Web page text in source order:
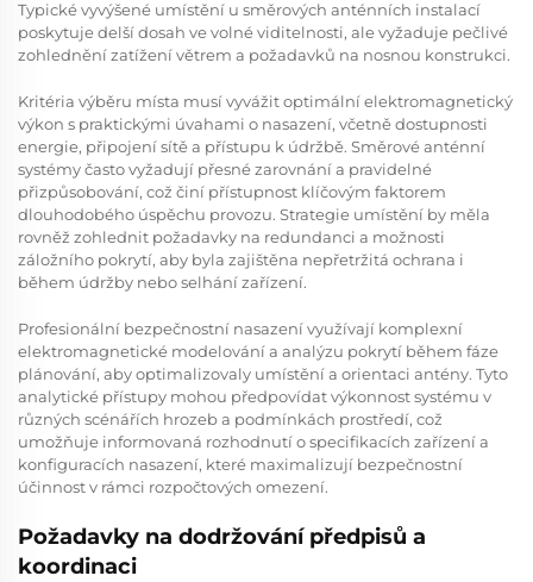
Typické vyvýšené umístění u směrových anténních instalací
poskytuje delší dosah ve volné viditelnosti, ale vyžaduje pečlivé
zohlednění zatížení větrem a požadavků na nosnou konstrukci.
Kritéria výběru místa musí vyvážit optimální elektromagnetický
výkon s praktickými úvahami o nasazení, včetně dostupnosti
energie, připojení sítě a přístupu k údržbě. Směrové anténní
systémy často vyžadují přesné zarovnání a pravidelné
přizpůsobování, což činí přístupnost klíčovým faktorem
dlouhodobého úspěchu provozu. Strategie umístění by měla
rovněž zohlednit požadavky na redundanci a možnosti
záložního pokrytí, aby byla zajištěna nepřetržitá ochrana i
během údržby nebo selhání zařízení.
Profesionální bezpečnostní nasazení využívají komplexní
elektromagnetické modelování a analýzu pokrytí během fáze
plánování, aby optimalizovaly umístění a orientaci antény. Tyto
analytické přístupy mohou předpovídat výkonnost systému v
různých scénářích hrozeb a podmínkách prostředí, což
umožňuje informovaná rozhodnutí o specifikacích zařízení a
konfiguracích nasazení, které maximalizují bezpečnostní
účinnost v rámci rozpočtových omezení.
Požadavky na dodržování předpisů a
koordinaci